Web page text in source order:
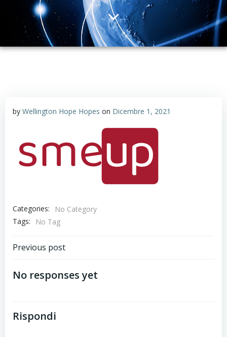
by Wellington Hope Hopes on Dicembre 1, 2021
Categories:
No Category
Tags:
No Tag
Post
navigation
Previous post
No responses yet
Rispondi